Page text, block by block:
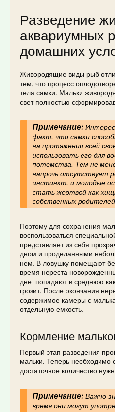
Разведение
аквариумных
домашних
Живородящие виды рыб
тем, что процесс
тела самки. Мальки
свет полностью
Примечание:
факт, что самки
на протяжении всей
использовать его для
потомства. Тем не
напрочь отсутствует
инстинкт, и молодые
стать жертвой как
собственных
Поэтому для сохранения
воспользоваться
представляет из себя
дном и проделанными
нем. В ловушку помещают
время нереста
дне попадают в среднюю
грозит. После окончания
содержимое камеры с
отдельную емкость.
Кормление
Первый этап разведения
мальки. Теперь необходимо
достаточное количество
Примечание:Важно
время они могут